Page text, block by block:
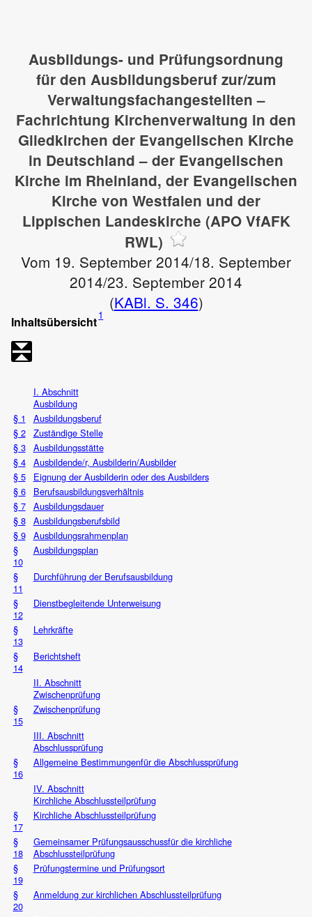
Ausbildungs- und Prüfungsordnung
für den Ausbildungsberuf zur/zum
Verwaltungsfachangestellten –
Fachrichtung Kirchenverwaltung in den
Gliedkirchen der Evangelischen Kirche
in Deutschland – der Evangelischen
Kirche im Rheinland, der Evangelischen
Kirche von Westfalen und der
Lippischen Landeskirche (APO VfAFK
RWL)
Vom 19. September 2014/18. September
2014/23. September 2014
(KABl. S. 346)
Inhaltsübersicht1
I. Abschnitt
Ausbildung
§ 1
Ausbildungsberuf
§ 2
Zuständige Stelle
§ 3
Ausbildungsstätte
§ 4
Ausbildende/r, Ausbilderin/Ausbilder
§ 5
Eignung der Ausbilderin oder des Ausbilders
§ 6
Berufsausbildungsverhältnis
§ 7
Ausbildungsdauer
§ 8
Ausbildungsberufsbild
§ 9
Ausbildungsrahmenplan
§
10
Ausbildungsplan
§
11
Durchführung der Berufsausbildung
§
12
Dienstbegleitende Unterweisung
§
13
Lehrkräfte
§
14
Berichtsheft
II. Abschnitt
Zwischenprüfung
§
15
Zwischenprüfung
III. Abschnitt
Abschlussprüfung
§
16
Allgemeine Bestimmungenfür die Abschlussprüfung
IV. Abschnitt
Kirchliche Abschlussteilprüfung
§
17
Kirchliche Abschlussteilprüfung
§
18
Gemeinsamer Prüfungsausschussfür die kirchliche
Abschlussteilprüfung
§
19
Prüfungstermine und Prüfungsort
§
20
Anmeldung zur kirchlichen Abschlussteilprüfung